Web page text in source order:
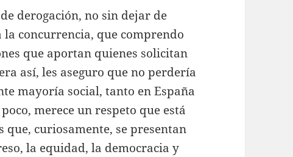
derogación, no sin dejar de
concurrencia, que comprendo
que aportan quienes solicitan
así, les aseguro que no perdería
mayoría social, tanto en España
merece un respeto que está
curiosamente, se presentan
la equidad, la democracia y